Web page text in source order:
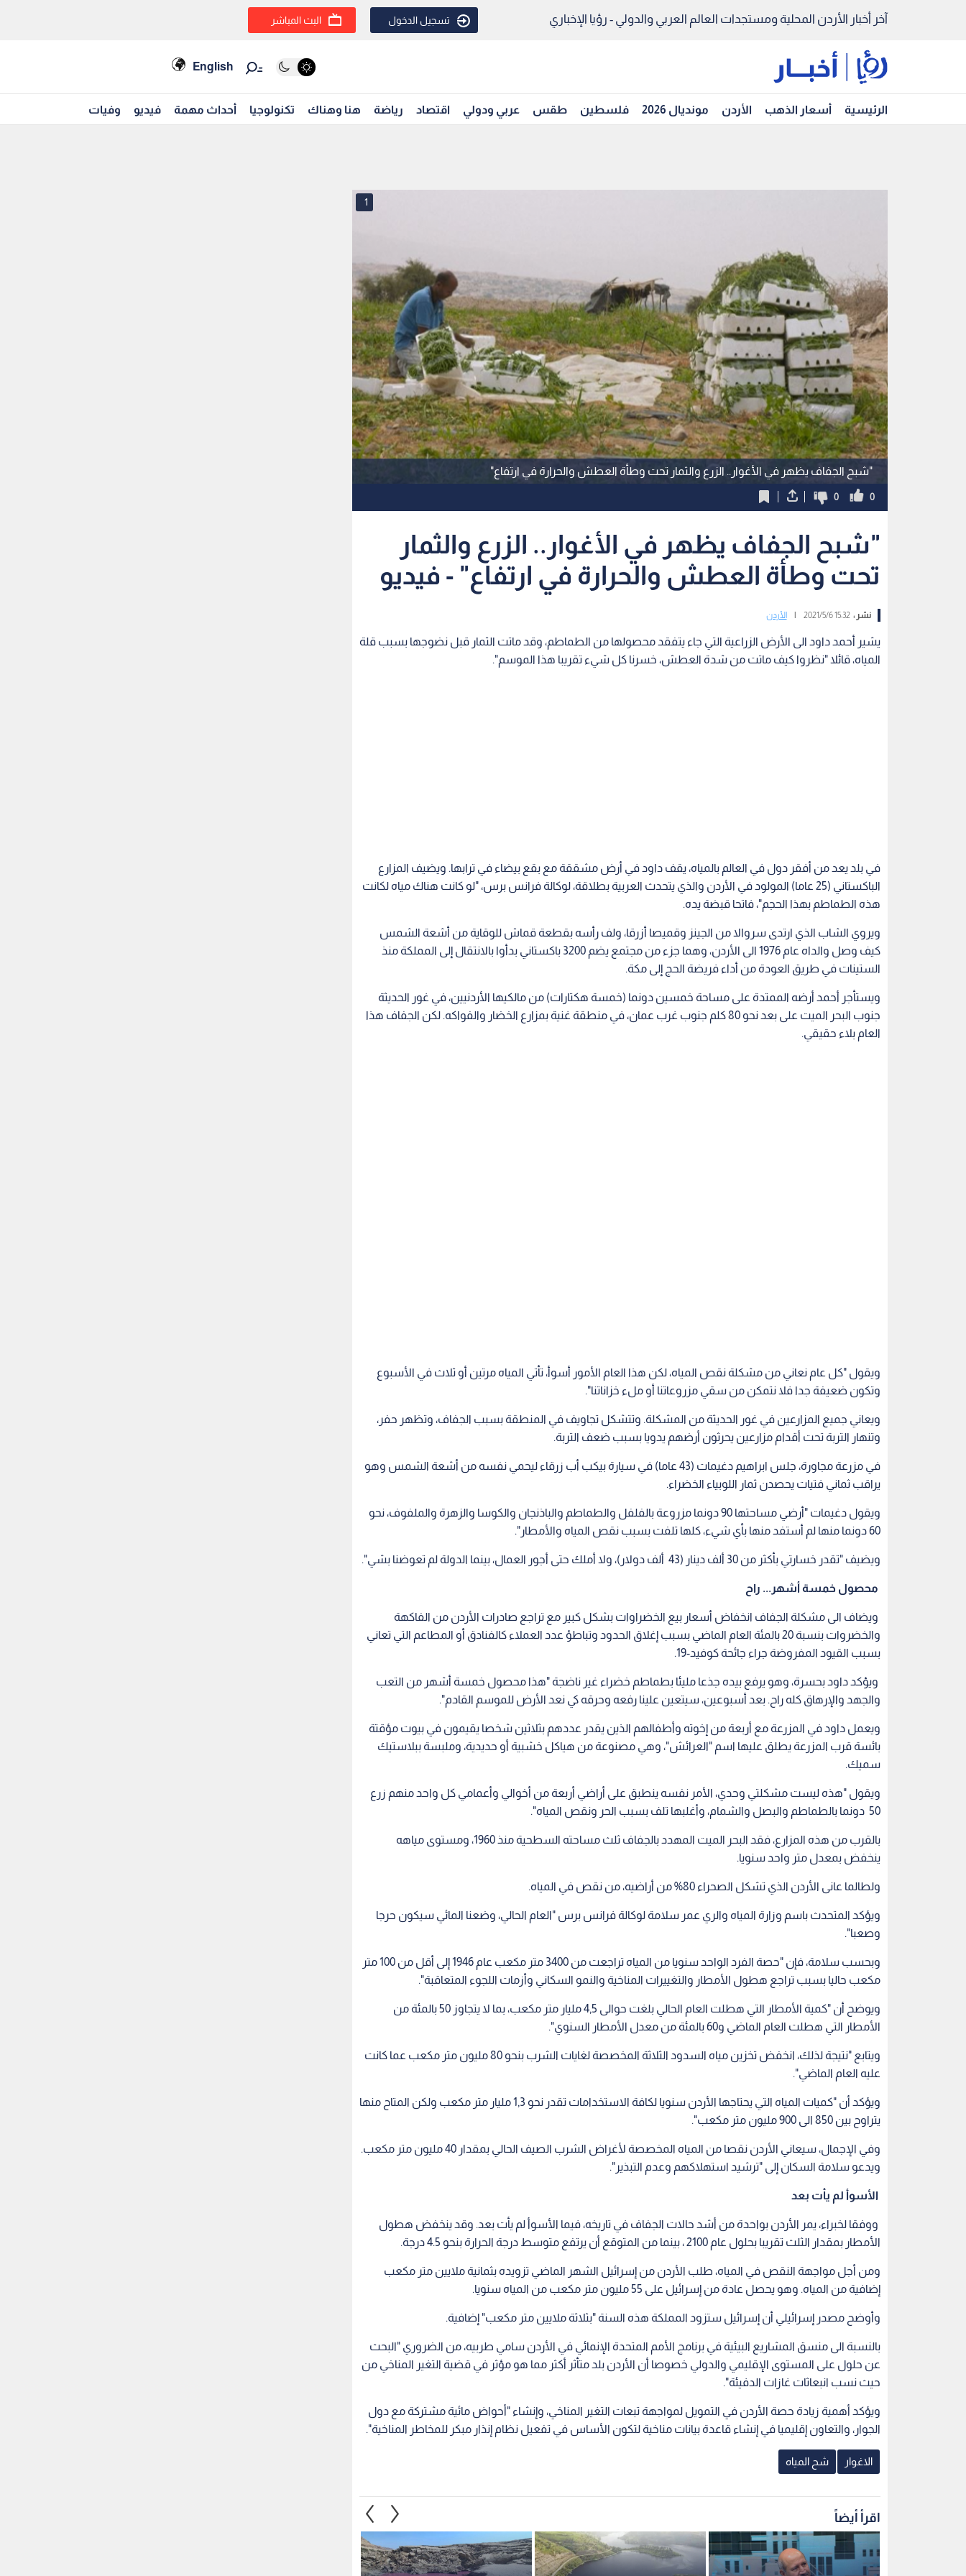
آخر أخبار الأردن المحلية ومستجدات العالم العربي والدولي - رؤيا الإخباري تسجيل الدخول البث المباشر
English
الرئيسية أسعار الذهب الأردن مونديال 2026 فلسطين طقس عربي ودولي اقتصاد رياضة هنا وهناك تكنولوجيا أحداث مهمة فيديو وفيات
"شبح الجفاف يظهر في الأغوار.. الزرع والثمار تحت وطأة العطش والحرارة في ارتفاع"
1
0
0
"شبح الجفاف يظهر في الأغوار.. الزرع والثمار
تحت وطأة العطش والحرارة في ارتفاع" - فيديو
نشر :15:32 2021/5/6 الأردن
يشير أحمد داود الى الأرض الزراعية التي جاء يتفقد محصولها من الطماطم، وقد ماتت الثمار قبل نضوجها بسبب قلة
المياه، قائلا "نظروا كيف ماتت من شدة العطش، خسرنا كل شيء تقريبا هذا الموسم".
في بلد يعد من أفقر دول في العالم بالمياه، يقف داود في أرض مشققة مع بقع بيضاء في ترابها. ويضيف المزارع
الباكستاني (25 عاما) المولود في الأردن والذي يتحدث العربية بطلاقة، لوكالة فرانس برس، "لو كانت هناك مياه لكانت
هذه الطماطم بهذا الحجم"، فاتحا قبضة يده.
ويروي الشاب الذي ارتدى سروالا من الجينز وقميصا أزرقا، ولف رأسه بقطعة قماش للوقاية من أشعة الشمس
كيف وصل والداه عام 1976 الى الأردن، وهما جزء من مجتمع يضم 3200 باكستاني بدأوا بالانتقال إلى المملكة منذ
الستينات في طريق العودة من أداء فريضة الحج إلى مكة.
ويستأجر أحمد أرضه الممتدة على مساحة خمسين دونما (خمسة هكتارات) من مالكيها الأردنيين، في غور الحديثة
جنوب البحر الميت على بعد نحو 80 كلم جنوب غرب عمان، في منطقة غنية بمزارع الخضار والفواكه. لكن الجفاف هذا
العام بلاء حقيقي.
ويقول "كل عام نعاني من مشكلة نقص المياه، لكن هذا العام الأمور أسوأ، تأتي المياه مرتين أو ثلاث في الأسبوع
وتكون ضعيفة جدا فلا نتمكن من سقي مزروعاتنا أو ملء خزاناتنا".
ويعاني جميع المزارعين في غور الحديثة من المشكلة. وتتشكل تجاويف في المنطقة بسبب الجفاف، وتظهر حفر،
وتنهار التربة تحت أقدام مزارعين يحرثون أرضهم يدويا بسبب ضعف التربة.
في مزرعة مجاورة، جلس ابراهيم دغيمات (43 عاما) في سيارة بيكب أب زرقاء ليحمي نفسه من أشعة الشمس وهو
يراقب ثماني فتيات يحصدن ثمار اللوبياء الخضراء.
ويقول دغيمات "أرضي مساحتها 90 دونما مزروعة بالفلفل والطماطم والباذنجان والكوسا والزهرة والملفوف، نحو
60 دونما منها لم أستفد منها بأي شيء، كلها تلفت بسبب نقص المياه والأمطار".
ويضيف "تقدر خسارتي بأكثر من 30 ألف دينار (43 ألف دولار)، ولا أملك حتى أجور العمال، بينما الدولة لم تعوضنا بشي".
محصول خمسة أشهر... راح
ويضاف الى مشكلة الجفاف انخفاض أسعار بيع الخضراوات بشكل كبير مع تراجع صادرات الأردن من الفاكهة
والخضروات بنسبة 20 بالمئة العام الماضي بسبب إغلاق الحدود وتباطؤ عدد العملاء كالفنادق أو المطاعم التي تعاني
بسبب القيود المفروضة جراء جائحة كوفيد-19.
ويؤكد داود بحسرة، وهو يرفع بيده جذعا مليئا بطماطم خضراء غير ناضجة "هذا محصول خمسة أشهر من التعب
والجهد والإرهاق كله راح. بعد أسبوعين، سيتعين علينا رفعه وحرقه كي نعد الأرض للموسم القادم".
ويعمل داود في المزرعة مع أربعة من إخوته وأطفالهم الذين يقدر عددهم بثلاثين شخصا يقيمون في بيوت مؤقتة
بائسة قرب المزرعة يطلق عليها اسم "العرائش"، وهي مصنوعة من هياكل خشبية أو حديدية، وملبسة ببلاستيك
سميك.
ويقول "هذه ليست مشكلتي وحدي، الأمر نفسه ينطبق على أراضي أربعة من أخوالي وأعمامي كل واحد منهم زرع
50 دونما بالطماطم والبصل والشمام، وأغلبها تلف بسبب الحر ونقص المياه".
بالقرب من هذه المزارع، فقد البحر الميت المهدد بالجفاف ثلث مساحته السطحية منذ 1960، ومستوى مياهه
ينخفض بمعدل متر واحد سنويا.
ولطالما عانى الأردن الذي تشكل الصحراء 80% من أراضيه، من نقص في المياه.
ويؤكد المتحدث باسم وزارة المياه والري عمر سلامة لوكالة فرانس برس "العام الحالي، وضعنا المائي سيكون حرجا
وصعبا".
وبحسب سلامة، فإن "حصة الفرد الواحد سنويا من المياه تراجعت من 3400 متر مكعب عام 1946 إلى أقل من 100 متر
مكعب حاليا بسبب تراجع هطول الأمطار والتغييرات المناخية والنمو السكاني وأزمات اللجوء المتعاقبة".
ويوضح أن "كمية الأمطار التي هطلت العام الحالي بلغت حوالى 4,5 مليار متر مكعب، بما لا يتجاوز 50 بالمئة من
الأمطار التي هطلت العام الماضي و60 بالمئة من معدل الأمطار السنوي".
ويتابع "نتيجة لذلك، انخفض تخزين مياه السدود الثلاثة المخصصة لغايات الشرب بنحو 80 مليون متر مكعب عما كانت
عليه العام الماضي".
ويؤكد أن "كميات المياه التي يحتاجها الأردن سنويا لكافة الاستخدامات تقدر نحو 1,3 مليار متر مكعب ولكن المتاح منها
يتراوح بين 850 الى 900 مليون متر مكعب".
وفي الإجمال، سيعاني الأردن نقصا من المياه المخصصة لأغراض الشرب الصيف الحالي بمقدار 40 مليون متر مكعب.
ويدعو سلامة السكان إلى "ترشيد استهلاكهم وعدم التبذير".
الأسوأ لم يأت بعد
ووفقا لخبراء، يمر الأردن بواحدة من أشد حالات الجفاف في تاريخه، فيما الأسوأ لم يأت بعد. وقد ينخفض هطول
الأمطار بمقدار الثلث تقريبا بحلول عام 2100 ، بينما من المتوقع أن يرتفع متوسط درجة الحرارة بنحو 4.5 درجة.
ومن أجل مواجهة النقص في المياه، طلب الأردن من إسرائيل الشهر الماضي تزويده بثمانية ملايين متر مكعب
إضافية من المياه. وهو يحصل عادة من إسرائيل على 55 مليون متر مكعب من المياه سنويا.
وأوضح مصدر إسرائيلي أن إسرائيل ستزود المملكة هذه السنة "بثلاثة ملايين متر مكعب" إضافية.
بالنسبة الى منسق المشاريع البيئية في برنامج الأمم المتحدة الإنمائي في الأردن سامي طربيه، من الضروري "البحث
عن حلول على المستوى الإقليمي والدولي خصوصا أن الأردن بلد متأثر أكثر مما هو مؤثر في قضية التغير المناخي من
حيث نسب انبعاثات غازات الدفيئة".
ويؤكد أهمية زيادة حصة الأردن في التمويل لمواجهة تبعات التغير المناخي، وإنشاء "أحواض مائية مشتركة مع دول
الجوار، والتعاون إقليميا في إنشاء قاعدة بيانات مناخية لتكون الأساس في تفعيل نظام إنذار مبكر للمخاطر المناخية".
الاغوار شح المياه
اقرأ أيضاً